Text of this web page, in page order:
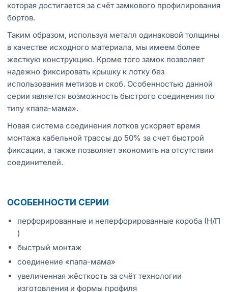
которая достигается за счёт замкового профилирования
бортов.
Таким образом, используя металл одинаковой толщины
в качестве исходного материала, мы имеем более
жесткую конструкцию. Кроме того замок позволяет
надежно фиксировать крышку к лотку без
использования метизов и скоб. Особенностью данной
серии является возможность быстрого соединения по
типу «папа-мама».
Новая система соединения лотков ускоряет время
монтажа кабельной трассы до 50% за счет быстрой
фиксации, а также позволяет экономить на отсутствии
соединителей.
ОСОБЕННОСТИ СЕРИИ
перфорированные и неперфорированные короба (Н/П
)
быстрый монтаж
соединение «папа-мама»
увеличенная жёсткость за счёт технологии
изготовления и формы профиля